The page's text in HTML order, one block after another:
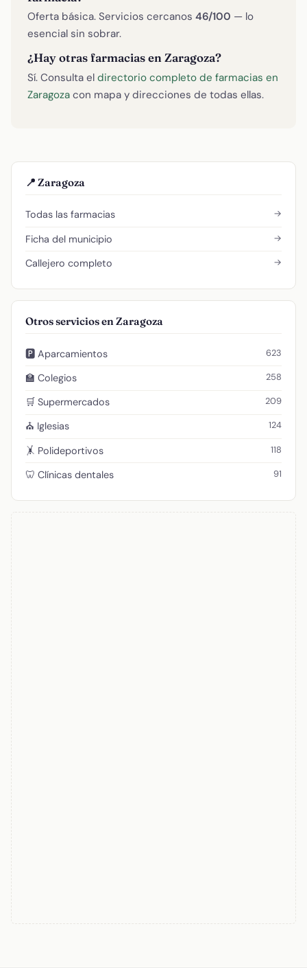
Oferta básica. Servicios cercanos 46/100 — lo
esencial sin sobrar.
¿Hay otras farmacias en Zaragoza?
Sí. Consulta el directorio completo de farmacias en
Zaragoza con mapa y direcciones de todas ellas.
📍 Zaragoza
Todas las farmacias →
Ficha del municipio →
Callejero completo →
Otros servicios en Zaragoza
🅿️ Aparcamientos 623
🏫 Colegios 258
🛒 Supermercados 209
⛪ Iglesias 124
🤸 Polideportivos 118
🦷 Clínicas dentales 91